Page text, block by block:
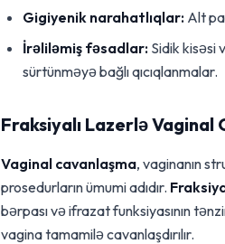
Gigiyenik narahatlıqlar: Alt
İrəliləmiş fəsadlar: Sidik kisəsi
sürtünməyə bağlı qıcıqlanmalar.
Fraksiyalı Lazerlə Vaginal
Vaginal cavanlaşma, vaginanın
prosedurların ümumi adıdır.
bərpası və ifrazat funksiyasının
vagina tamamilə cavanlaşdırılır.